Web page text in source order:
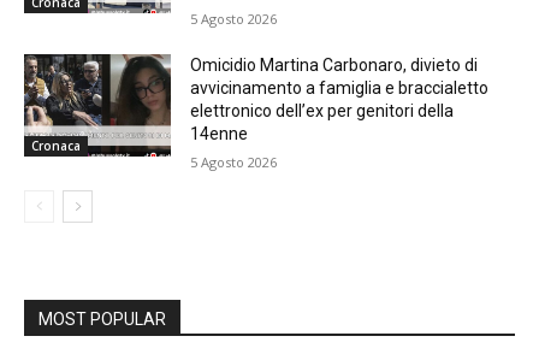
5 Agosto 2026
Cronaca
Omicidio Martina Carbonaro, divieto di
avvicinamento a famiglia e braccialetto
elettronico dell’ex per genitori della
14enne
5 Agosto 2026
MOST POPULAR